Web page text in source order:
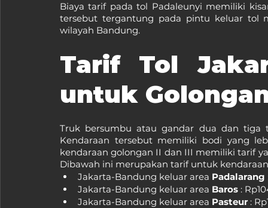
Biaya tarif pada tol Padaleunyi memiliki
tersebut tergantung pada pintu keluar tol
wilayah Bandung.
Tarif Tol
untuk
Truk bersumbu atau gandar dua dan tiga
Kendaraan tersebut memiliki bodi yang
kendaraan golongan II dan III memiliki tarif
Dibawah ini merupakan tarif untuk
Jakarta-Bandung keluar area Padalarang
Jakarta-Bandung keluar area Baros :
Jakarta-Bandung keluar area Pasteur :